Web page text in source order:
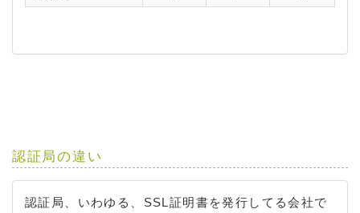
認証局の違い
認証局、いわゆる、SSL証明書を発行してる会社で